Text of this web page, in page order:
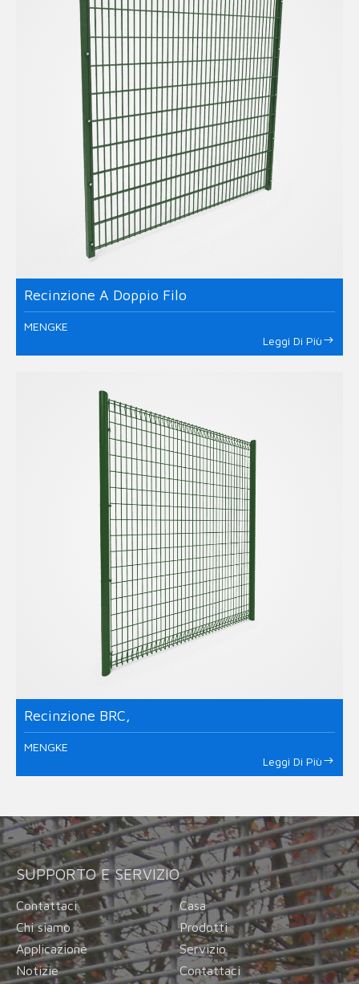
Recinzione A Doppio Filo
MENGKE
Leggi Di Più
Recinzione BRC,
MENGKE
Leggi Di Più
SUPPORTO E SERVIZIO
Contattaci
Casa
Chi siamo
Prodotti
Applicazione
Servizio
Notizie
Contattaci